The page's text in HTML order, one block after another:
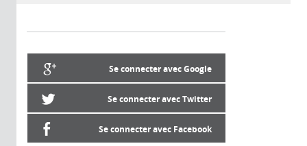
Se connecter avec Google
Se connecter avec Twitter
Se connecter avec Facebook